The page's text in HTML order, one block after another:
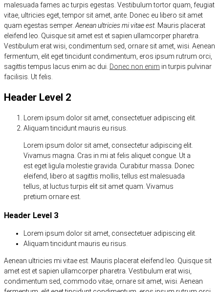
malesuada fames ac turpis egestas. Vestibulum tortor quam, feugiat
vitae, ultricies eget, tempor sit amet, ante. Donec eu libero sit amet
quam egestas semper. Aenean ultricies mi vitae est. Mauris placerat
eleifend leo. Quisque sit amet est et sapien ullamcorper pharetra.
Vestibulum erat wisi, condimentum sed, ornare sit amet, wisi. Aenean
fermentum, elit eget tincidunt condimentum, eros ipsum rutrum orci,
sagittis tempus lacus enim ac dui. Donec non enim in turpis pulvinar
facilisis. Ut felis.
Header Level 2
Lorem ipsum dolor sit amet, consectetuer adipiscing elit.
Aliquam tincidunt mauris eu risus.
Lorem ipsum dolor sit amet, consectetur adipiscing elit.
Vivamus magna. Cras in mi at felis aliquet congue. Ut a
est eget ligula molestie gravida. Curabitur massa. Donec
eleifend, libero at sagittis mollis, tellus est malesuada
tellus, at luctus turpis elit sit amet quam. Vivamus
pretium ornare est.
Header Level 3
Lorem ipsum dolor sit amet, consectetuer adipiscing elit.
Aliquam tincidunt mauris eu risus.
Aenean ultricies mi vitae est. Mauris placerat eleifend leo. Quisque sit
amet est et sapien ullamcorper pharetra. Vestibulum erat wisi,
condimentum sed, commodo vitae, ornare sit amet, wisi. Aenean